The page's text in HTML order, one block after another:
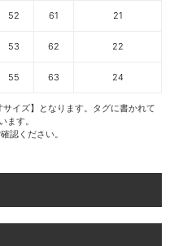
52 61 21
53 62 22
55 63 24
イズ】となります。タグに書かれて
ます。
認ください。